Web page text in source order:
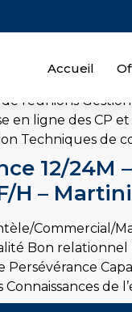
Accueil
12/24M
Communication
réunions
en ligne des CP
Techniques de
12/24M
H –
Commercial/
Bon
Persévérance
Connaissances de